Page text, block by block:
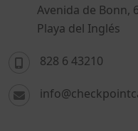
Avenida de Bonn, 6
Playa del Inglés
828 6 43210